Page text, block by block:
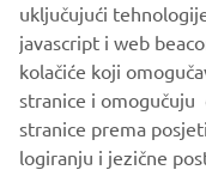
Follow Yamaha
uključujući
javascript i web
kolačiće koji
stranice i omogučuju
stranice prema
logiranju i jezične